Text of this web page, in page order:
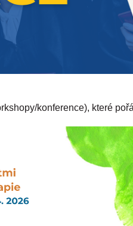
konference), které